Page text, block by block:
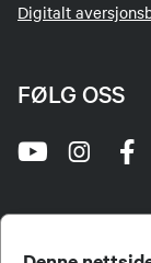
Digitalt
FØLG OSS